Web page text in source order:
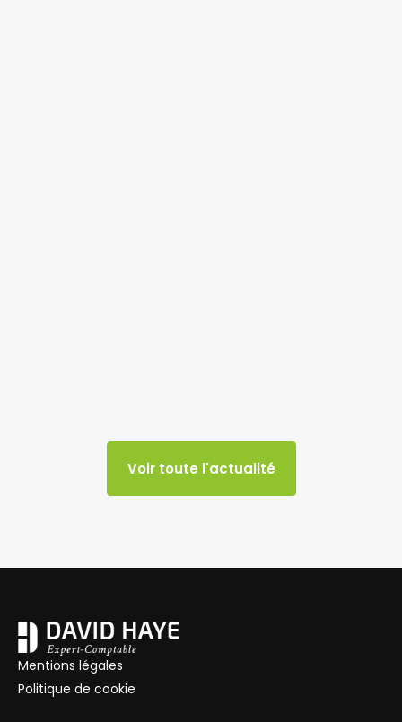
Voir toute l'actualité
Mentions légales
Politique de cookie